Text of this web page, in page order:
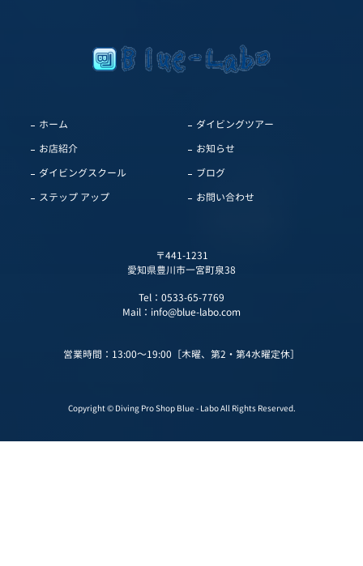
ホーム
お店紹介
ダイビングスクール
ステップ アップ
ダイビングツアー
お知らせ
ブログ
お問い合わせ
〒441-1231
愛知県豊川市一宮町泉38
Tel： 0533-65-7769
Mail： info@blue-labo.com
営業時間：13:00～19:00［木曜、第2・第4水曜定休］
Copyright © Diving Pro Shop Blue - Labo All Rights Reserved.